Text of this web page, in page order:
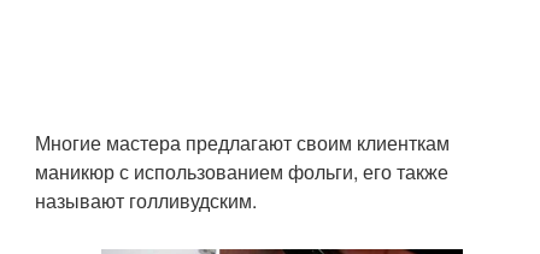
Многие мастера предлагают своим клиенткам
маникюр с использованием фольги, его также
называют голливудским.